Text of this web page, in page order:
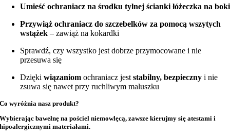
Umieść ochraniacz na środku tylnej ścianki łóżeczka na boki
Przywiąż ochraniacz do szczebelków za pomocą wszytych
wstążek – zawiąż na kokardki
Sprawdź, czy wszystko jest dobrze przymocowane i nie
przesuwa się
Dziękiwiązaniom ochraniacz jeststabilny, bezpieczny i nie
zsuwa się nawet przy ruchliwym maluszku
Co wyróżnia nasz produkt?
Wybierając bawełnę napościel niemowlęcą, zawsze kierujmy się atestami i
hipoalergicznymi materiałami.